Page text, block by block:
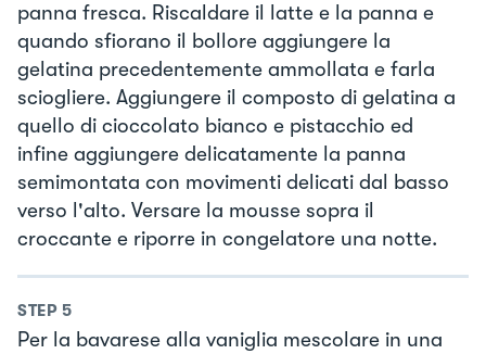
panna fresca. Riscaldare il latte e la panna e
quando sfiorano il bollore aggiungere la
gelatina precedentemente ammollata e farla
sciogliere. Aggiungere il composto di gelatina a
quello di cioccolato bianco e pistacchio ed
infine aggiungere delicatamente la panna
semimontata con movimenti delicati dal basso
verso l'alto. Versare la mousse sopra il
croccante e riporre in congelatore una notte.
STEP 5
Per la bavarese alla vaniglia mescolare in una